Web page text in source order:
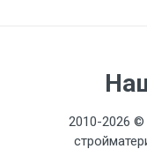
2010-2026 ©